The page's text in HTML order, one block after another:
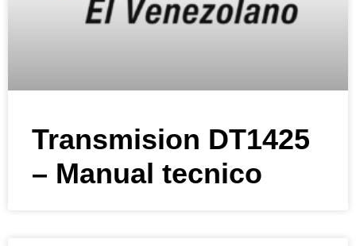
Transmision DT1425
– Manual tecnico